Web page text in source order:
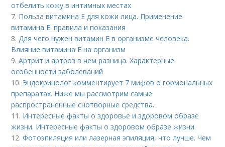
отбелить кожу в интимных местах
7. Польза витамина Е для кожи лица. Применение
витамина E: правила и показания
8.Для чего нужен витамин Е в организме человека.
Влияние витамина E на организм
9.Артрит и артроз в чем разница. Характерные
особенности заболеваний
10. Эндокринолог комментирует 7 мифов о гормональных
препаратах. Ниже мы рассмотрим самые
распространенные снотворные средства.
11. Интересные факты о здоровье и здоровом образе
жизни. Интересные факты о здоровом образе жизни
12.Фотоэпиляция или лазерная эпиляция, что лучше. Чем